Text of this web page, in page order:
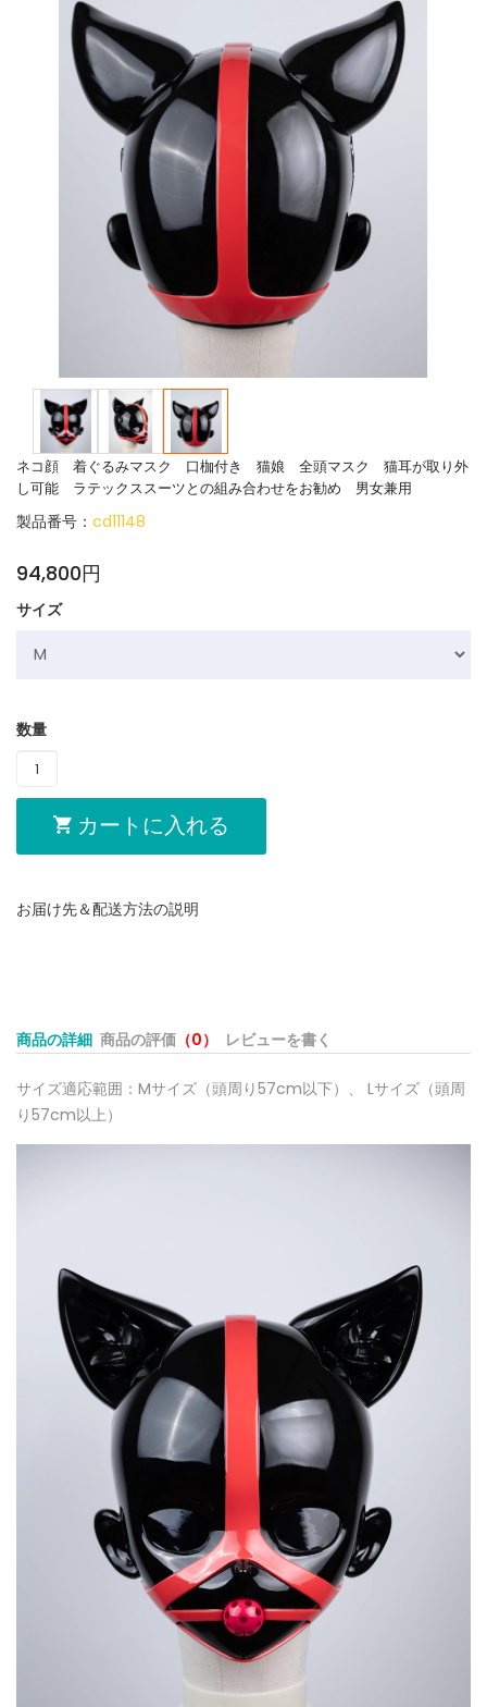
ネコ顔 着ぐるみマスク 口枷付き 猫娘 全頭マスク 猫耳が取り外
し可能 ラテックススーツとの組み合わせをお勧め 男女兼用
製品番号： cd11148
94,800円
サイズ
数量
カートに入れる
お届け先＆配送方法の説明
商品の詳細 商品の評価 （0） レビューを書く
サイズ適応範囲：Mサイズ（頭周り57cm以下）、 Lサイズ（頭周
り57cm以上）